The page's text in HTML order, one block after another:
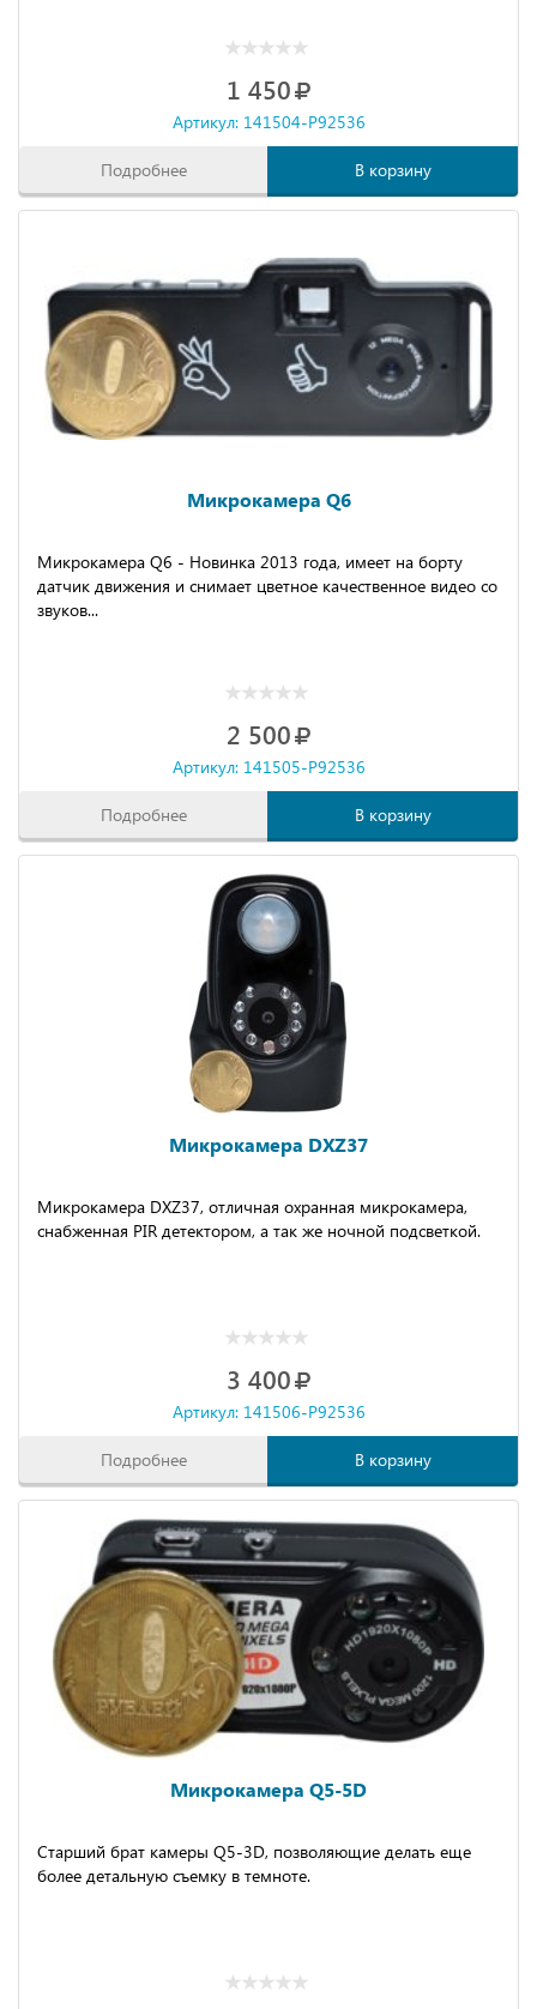
1 450
Артикул: 141504-P92536
Подробнее В корзину
Микрокамера Q6
Микрокамера Q6 - Новинка 2013 года, имеет на борту
датчик движения и снимает цветное качественное видео со
звуков...
2 500
Артикул: 141505-P92536
Подробнее В корзину
Микрокамера DXZ37
Микрокамера DXZ37, отличная охранная микрокамера,
снабженная PIR детектором, а так же ночной подсветкой.
3 400
Артикул: 141506-P92536
Подробнее В корзину
Микрокамера Q5-5D
Старший брат камеры Q5-3D, позволяющие делать еще
более детальную съемку в темноте.